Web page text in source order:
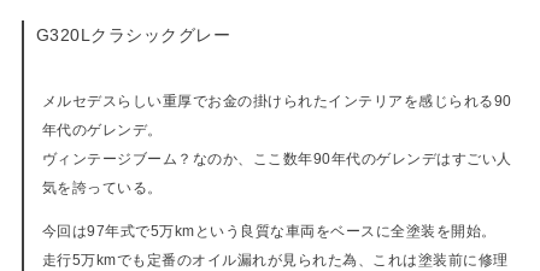
G320Lクラシックグレー
メルセデスらしい重厚でお金の掛けられたインテリアを感じられる90
年代のゲレンデ。
ヴィンテージブーム？なのか、ここ数年90年代のゲレンデはすごい人
気を誇っている。
今回は97年式で5万kmという良質な車両をベースに全塗装を開始。
走行5万kmでも定番のオイル漏れが見られた為、これは塗装前に修理